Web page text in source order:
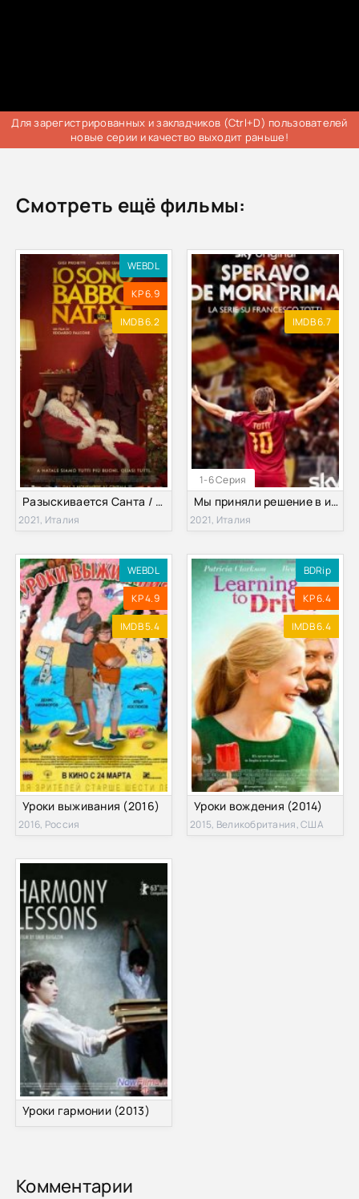
Для зарегистрированных и закладчиков (Ctrl+D) пользователей
новые серии и качество выходит раньше!
Смотреть ещё фильмы:
WEBDL
KP 6.9
IMDB 6.2
Разыскивается Санта / Я - Санта (2021)
2021, Италия
1-6 Серия
IMDB 6.7
Мы приняли решение в итоге, что название такое / Лучше бы я умер (2021)
2021, Италия
WEBDL
KP 4.9
IMDB 5.4
Уроки выживания (2016)
2016, Россия
BDRip
KP 6.4
IMDB 6.4
Уроки вождения (2014)
2015, Великобритания, США
Уроки гармонии (2013)
Комментарии